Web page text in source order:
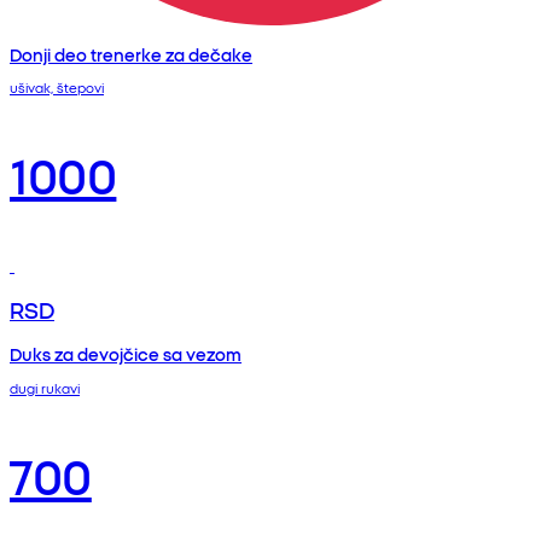
Donji deo trenerke za dečake
ušivak, štepovi
1000
RSD
Duks za devojčice sa vezom
dugi rukavi
700